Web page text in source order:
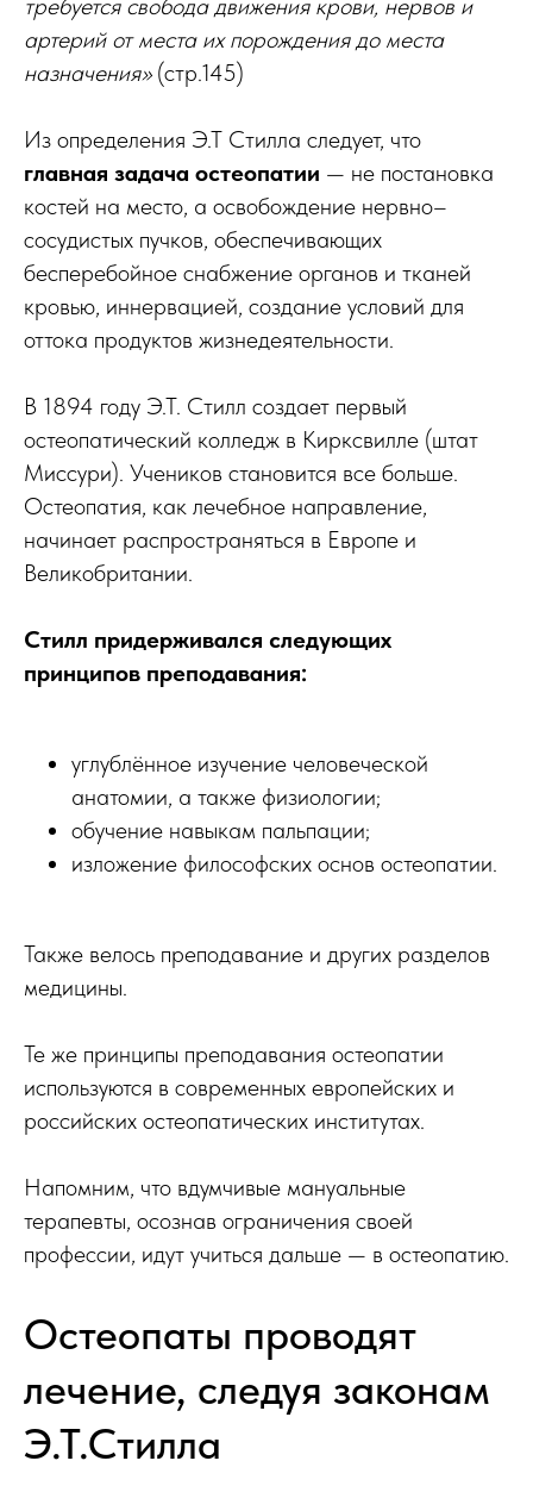
требуется свобода движения крови, нервов и
артерий от места их порождения до места
назначения»(стр.145)
Из определения Э.Т Стилла следует, что
главная задача остеопатии — не постановка
костей на место, а освобождение нервно–
сосудистых пучков, обеспечивающих
бесперебойное снабжение органов и тканей
кровью, иннервацией, создание условий для
оттока продуктов жизнедеятельности.
В 1894 году Э.Т. Стилл создает первый
остеопатический колледж в Кирксвилле (штат
Миссури). Учеников становится все больше.
Остеопатия, как лечебное направление,
начинает распространяться в Европе и
Великобритании.
Стилл придерживался следующих
принципов преподавания:
углублённое изучение человеческой
анатомии, а также физиологии;
обучение навыкам пальпации;
изложение философских основ остеопатии.
Также велось преподавание и других разделов
медицины.
Те же принципы преподавания остеопатии
используются в современных европейских и
российских остеопатических институтах.
Напомним, что вдумчивые мануальные
терапевты, осознав ограничения своей
профессии, идут учиться дальше — в остеопатию.
Остеопаты проводят
лечение, следуя законам
Э.Т.Стилла